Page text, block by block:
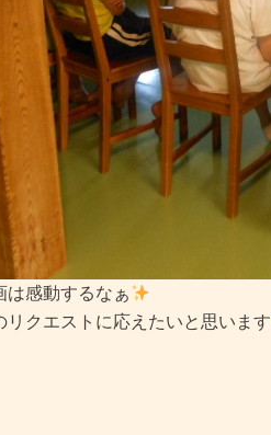
は感動するなぁ
リクエストに応えたいと思います